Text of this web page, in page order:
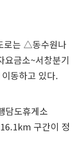
로는 △동수원나
금소~서창분기
동하고 있다.
담도휴게소
구간이 정